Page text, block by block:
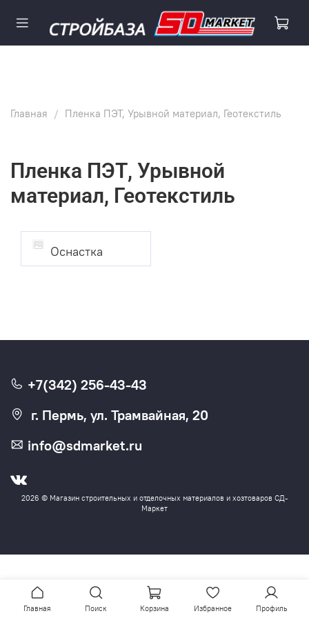
Главная Пленка ПЭТ, Урывной материал, Геотекстиль
Пленка ПЭТ, Урывной
материал, Геотекстиль
Оснастка
2026 © Магазин строительных и отделочных материалов и хозтоваров СД-
Маркет
+7(342) 256-43-43
г. Пермь, ул. Трамвайная, 20
info@sdmarket.ru
Главная Поиск Корзина Избранное Профиль